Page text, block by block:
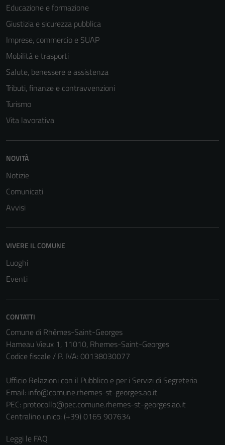
Educazione e formazione
Giustizia e sicurezza pubblica
Imprese, commercio e SUAP
Mobilità e trasporti
Salute, benessere e assistenza
Tributi, finanze e contravvenzioni
Turismo
Vita lavorativa
NOVITÀ
Notizie
Comunicati
Avvisi
VIVERE IL COMUNE
Luoghi
Eventi
CONTATTI
Comune di Rhêmes-Saint-Georges
Hameau Vieux 1, 11010, Rhemes-Saint-Georges
Codice fiscale / P. IVA: 00138030077
Ufficio Relazioni con il Pubblico e per i Servizi di Segreteria
Email: info@comune.rhemes-st-georges.ao.it
PEC: protocollo@pec.comune.rhemes-st-georges.ao.it
Centralino unico: (+39) 0165 907634
Leggi le FAQ
Tecnici
sono necessari
per il
funzionamento
del sito e non